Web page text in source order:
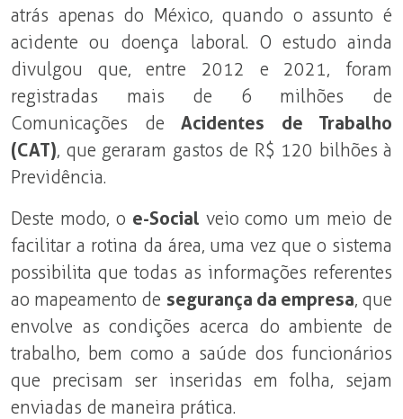
atrás apenas do México, quando o assunto é
acidente ou doença laboral. O estudo ainda
divulgou que, entre 2012 e 2021, foram
registradas mais de 6 milhões de
Comunicações de Acidentes
de Trabalho
(CAT), que geraram gastos de R$ 120 bilhões à
Previdência.
Deste modo, o e-Social veio como um meio de
facilitar a rotina da área, uma vez que o sistema
possibilita que todas as informações referentes
ao mapeamento de segurança da empresa, que
envolve as condições acerca do ambiente de
trabalho, bem como a saúde dos funcionários
que precisam ser inseridas em folha, sejam
enviadas de maneira prática.